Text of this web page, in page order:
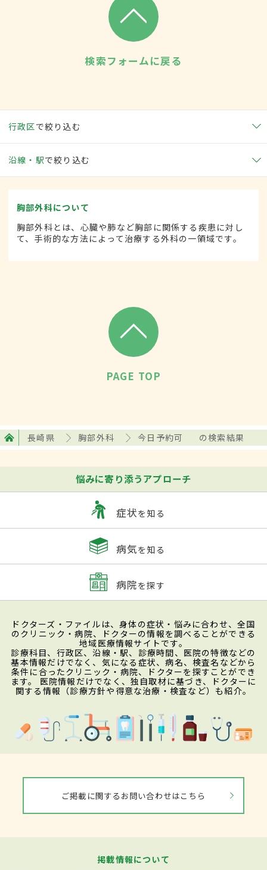
検索フォームに戻る
行政区で絞り込む
沿線・駅で絞り込む
胸部外科について
胸部外科とは、心臓や肺など胸部に関係する疾患に対し
て、手術的な方法によって治療する外科の一領域です。
PAGE TOP
長崎県 胸部外科 今日予約可 の検索結果
悩みに寄り添うアプローチ
症状を知る
病気を知る
病院を探す
ドクターズ・ファイルは、身体の症状・悩みに合わせ、全国
のクリニック・病院、ドクターの情報を調べることができる
地域医療情報サイトです。
診療科目、行政区、沿線・駅、診療時間、医院の特徴などの
基本情報だけでなく、気になる症状、病名、検査名などから
条件に合ったクリニック・病院、ドクターを探すことができ
ます。 医院情報だけでなく、独自取材に基づき、ドクターに
関する情報（診療方針や得意な治療・検査など）も紹介。
ご掲載に関するお問い合わせはこちら
掲載情報について